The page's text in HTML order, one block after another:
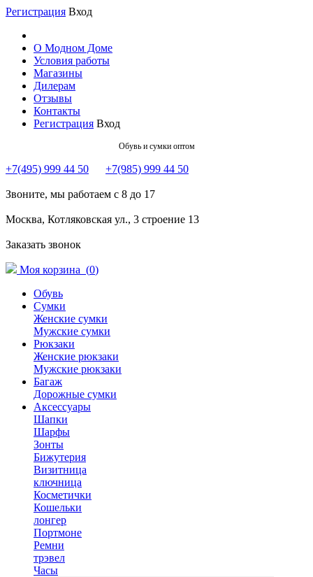
Регистрация Вход
О Модном Доме
Условия работы
Магазины
Дилерам
Отзывы
Контакты
Регистрация Вход
Обувь и сумки оптом
+7(495) 999 44 50 +7(985) 999 44 50
Звоните, мы работаем с 8 до 17
Москва, Котляковская ул., 3 строение 13
Заказать звонок
Моя корзина (0)
Обувь
Сумки
Женские сумки
Мужские сумки
Рюкзаки
Женские рюкзаки
Мужские рюкзаки
Багаж
Дорожные сумки
Аксессуары
Шапки
Шарфы
Зонты
Бижутерия
Визитница
ключница
Косметички
Кошельки
лонгер
Портмоне
Ремни
трэвел
Часы